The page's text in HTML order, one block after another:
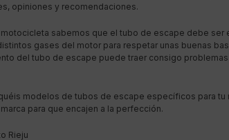
opiniones y recomendaciones.
sabemos que el tubo de escape debe ser
gases del motor para respetar unas buenas
del tubo de escape puede traer consigo
modelos de tubos de escape específicos para tu
para que encajen a la perfección.
Rieju